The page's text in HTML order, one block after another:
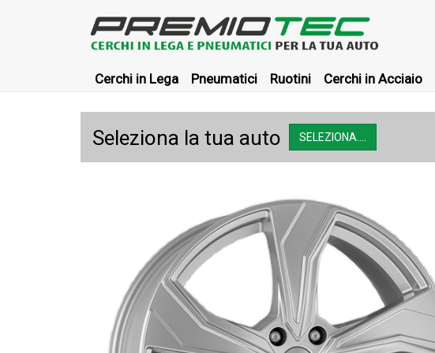
Cerchi in Lega Pneumatici Ruotini Cerchi in Acciaio
Seleziona la tua auto SELEZIONA....